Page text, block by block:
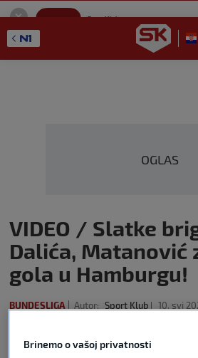
SportKlub
GET - On the Google Play
OGLAS
VIDEO / Slatke
Dalića, Matanović
gola u Hamburgu!
BUNDESLIGA Autor: Sport Klub 10. svi
Brinemo o vašoj privatnosti